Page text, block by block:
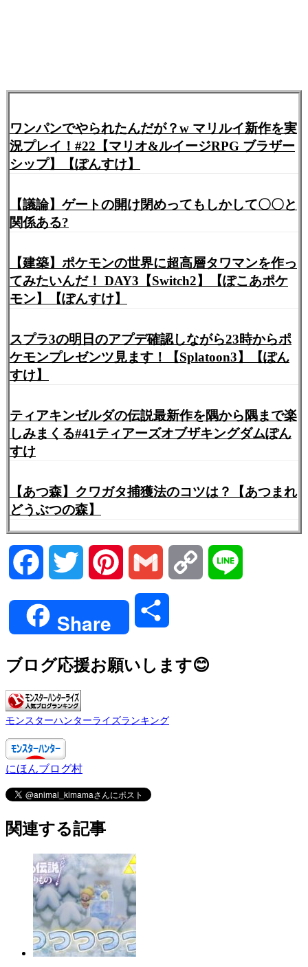
ワンパンでやられたんだが？w マリルイ新作を実
況プレイ！#22【マリオ&ルイージRPG ブラザー
シップ】【ぽんすけ】
【議論】ゲートの開け閉めってもしかして〇〇と
関係ある?
【建築】ポケモンの世界に超高層タワマンを作っ
てみたいんだ！ DAY3【Switch2】【ぽこあポケ
モン】【ぽんすけ】
スプラ3の明日のアプデ確認しながら23時からポ
ケモンプレゼンツ見ます！【Splatoon3】【ぽん
すけ】
ティアキンゼルダの伝説最新作を隅から隅まで楽
しみまくる#41ティアーズオブザキングダムぽん
すけ
【あつ森】クワガタ捕獲法のコツは？【あつまれ
どうぶつの森】
Facebook Twitter Pinterest Gmail Copy
Share
ブログ応援お願いします😊
モンスターハンターライズランキング
にほんブログ村
関連する記事